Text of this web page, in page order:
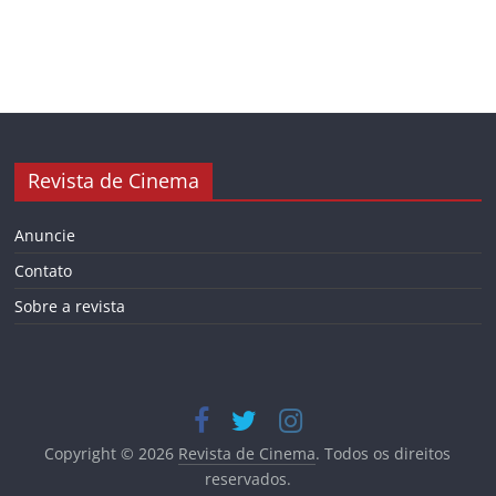
Revista de Cinema
Anuncie
Contato
Sobre a revista
Copyright © 2026 Revista de Cinema. Todos os direitos
reservados.